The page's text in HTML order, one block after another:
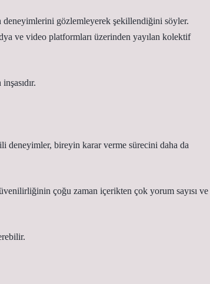
deneyimlerini gözlemleyerek şekillendiğini söyler.
ve video platformları üzerinden yayılan kolektif
deneyimler, bireyin karar verme sürecini daha da
çoğu zaman içerikten çok yorum sayısı ve